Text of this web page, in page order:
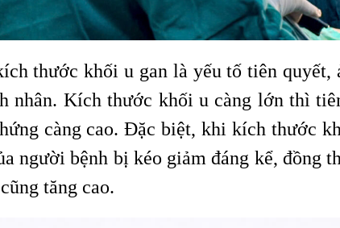
thước khối u gan là yếu tố tiên
nhân. Kích thước khối u càng lớn thì
càng cao. Đặc biệt, khi kích thước
người bệnh bị kéo giảm đáng kể, đồng
tăng cao.